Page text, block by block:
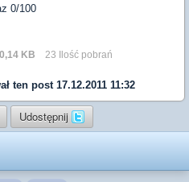
0/100
KB 23 Ilość pobrań
ten post 17.12.2011 11:32
Udostępnij